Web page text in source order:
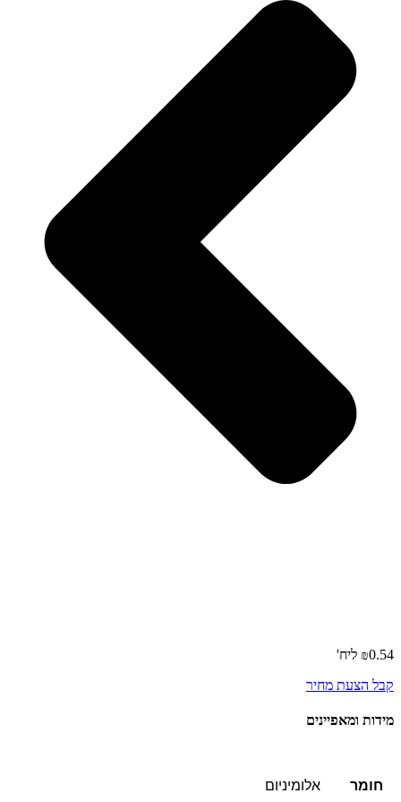
₪0.54
קבל הצעת מחיר
מידות ומאפיינים
חומר אלומיניום